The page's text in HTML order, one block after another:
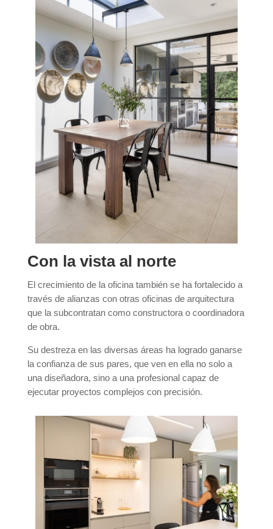
Con la vista al norte
El crecimiento de la oficina también se ha fortalecido a
través de alianzas con otras oficinas de arquitectura
que la subcontratan como constructora o coordinadora
de obra.
Su destreza en las diversas áreas ha logrado ganarse
la confianza de sus pares, que ven en ella no solo a
una diseñadora, sino a una profesional capaz de
ejecutar proyectos complejos con precisión.